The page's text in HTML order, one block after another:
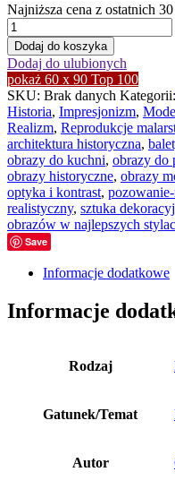
Najniższa cena z ostatnich
ilość
Madame
Monet
w
stroju
japońskim
60x90
Dodaj do koszyka
Dodaj do ulubionych
pokaż 60 x 90 Top 100
SKU: Brak danych Kategorii:
Historia, Impresjonizm,
Realizm, Reprodukcje
architektura historyczna,
obrazy do kuchni, obrazy do
obrazy historyczne, obrazy
optyka i kontrast,
realistyczny, sztuka
obrazów w najlepszych
Save
Informacje dodatkowe
Informacje
Rodzaj
Gatunek/Temat
Autor